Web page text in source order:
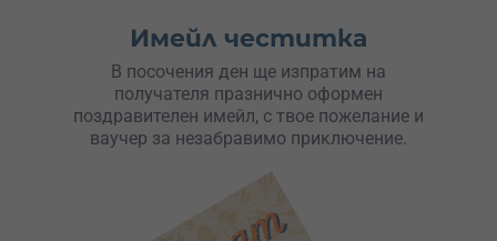
Имейл честитка
В посочения ден ще изпратим на
получателя празнично оформен
поздравителен имейл, с твое пожелание и
ваучер за незабравимо приключение.